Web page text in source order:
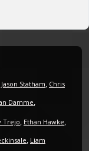
Jason Statham, Chris
Damme,
Trejo, Ethan Hawke,
, Liam